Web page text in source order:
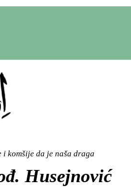
komšije da je naša draga
Husejnović